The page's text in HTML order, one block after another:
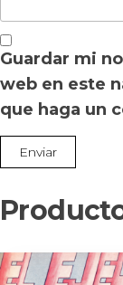
Guardar mi
web en este
que haga un